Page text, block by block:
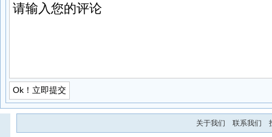
关于我们 联系我们